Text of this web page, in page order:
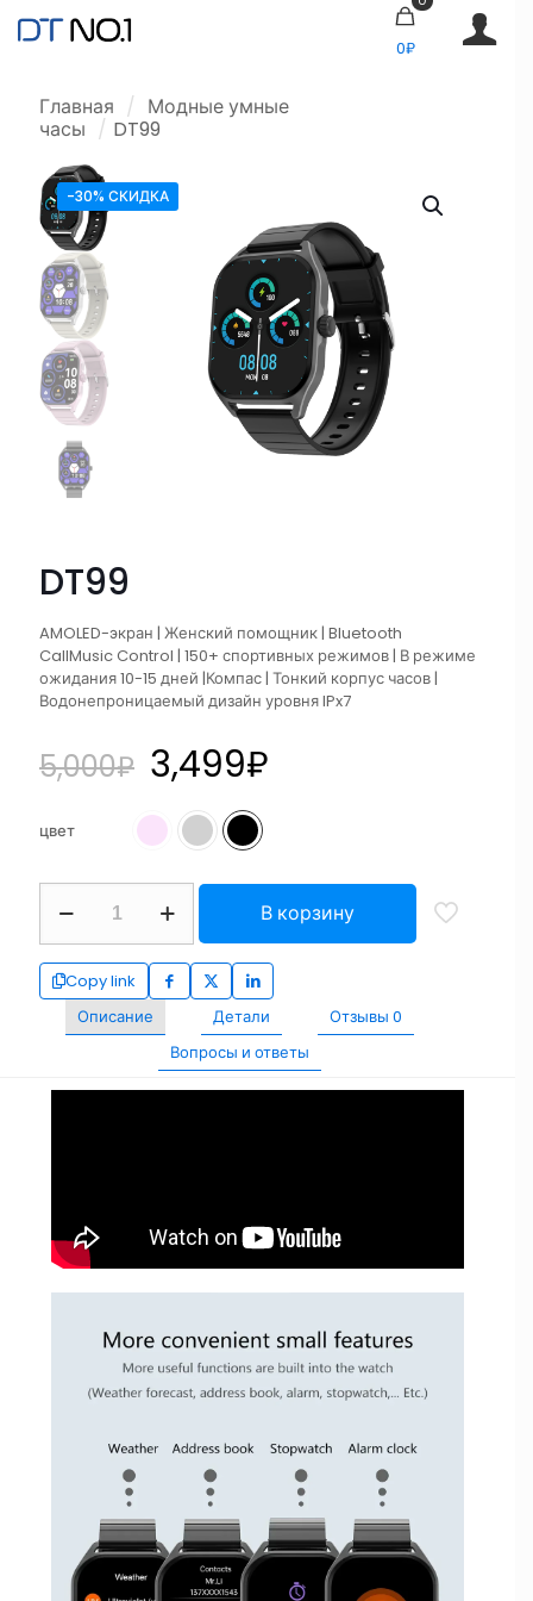
0₽
Главная / Модные умные
часы / DT99
-30% СКИДКА
DT99
AMOLED-экран | Женский помощник | Bluetooth
CallMusic Control | 150+ спортивных режимов | В режиме
ожидания 10-15 дней |Компас | Тонкий корпус часов |
Водонепроницаемый дизайн уровня IPx7
5,000₽ 3,499₽
цвет
В корзину
Copy link
Описание
Детали Отзывы 0
Вопросы и ответы